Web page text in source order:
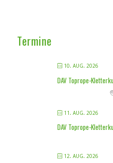
Termine
10. AUG. 2026
DAV Toprope-
11. AUG. 2026
DAV Toprope-
12. AUG. 2026